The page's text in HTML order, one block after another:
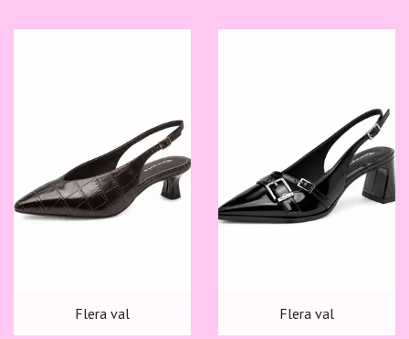
Flera val Flera val